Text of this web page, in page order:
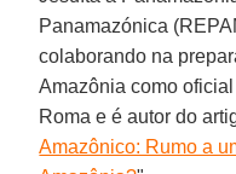
Panamazónica
colaborando na
Amazônia como
Roma e é autor do
Amazônico: Rumo a